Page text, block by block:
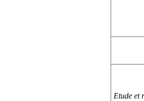
Etude et